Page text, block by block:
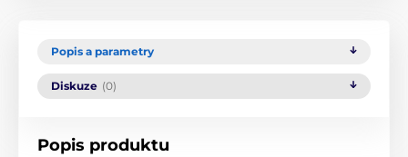
Popis a parametry
Diskuze (0)
Popis produktu